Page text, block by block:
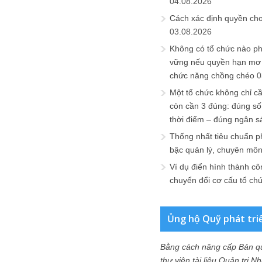
Cách xác định quyền
03.08.2026
Không có tổ chức nào
vững nếu quyền hạn
chức năng chồng chéo
Một tổ chức không chỉ
còn cần 3 đúng: đúng
thời điểm – đúng ngân
Thống nhất tiêu chuẩn
bậc quản lý, chuyên môn
Ví dụ điển hình thành
chuyển đổi cơ cấu tổ
Ủng hộ Quỹ phát
Bằng cách nâng cấp Bản